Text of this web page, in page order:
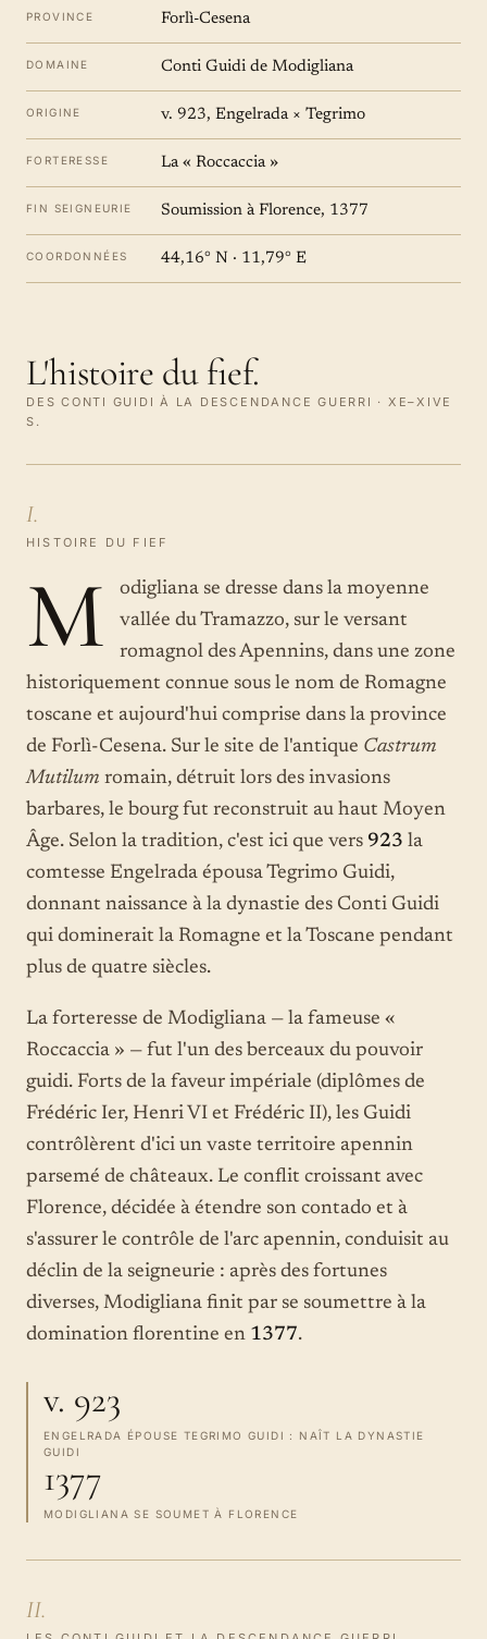
PROVINCE Forlì-Cesena
DOMAINE Conti Guidi de Modigliana
ORIGINE v. 923, Engelrada × Tegrimo
FORTERESSE La « Roccaccia »
FIN SEIGNEURIE Soumission à Florence, 1377
COORDONNÉES 44,16° N · 11,79° E
L'histoire du fief.
DES CONTI GUIDI À LA DESCENDANCE GUERRI · XE–XIVE
S.
I.
HISTOIRE DU FIEF
M
odigliana se dresse dans la moyenne
vallée du Tramazzo, sur le versant
romagnol des Apennins, dans une zone
historiquement connue sous le nom de Romagne
toscane et aujourd'hui comprise dans la province
de Forlì-Cesena. Sur le site de l'antique Castrum
Mutilum romain, détruit lors des invasions
barbares, le bourg fut reconstruit au haut Moyen
Âge. Selon la tradition, c'est ici que vers 923 la
comtesse Engelrada épousa Tegrimo Guidi,
donnant naissance à la dynastie des Conti Guidi
qui dominerait la Romagne et la Toscane pendant
plus de quatre siècles.
La forteresse de Modigliana — la fameuse «
Roccaccia » — fut l'un des berceaux du pouvoir
guidi. Forts de la faveur impériale (diplômes de
Frédéric Ier, Henri VI et Frédéric II), les Guidi
contrôlèrent d'ici un vaste territoire apennin
parsemé de châteaux. Le conflit croissant avec
Florence, décidée à étendre son contado et à
s'assurer le contrôle de l'arc apennin, conduisit au
déclin de la seigneurie : après des fortunes
diverses, Modigliana finit par se soumettre à la
domination florentine en 1377.
v. 923
ENGELRADA ÉPOUSE TEGRIMO GUIDI : NAÎT LA DYNASTIE
GUIDI
1377
MODIGLIANA SE SOUMET À FLORENCE
II.